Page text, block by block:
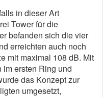
in dieser Art
Tower für die
befanden sich die vier
erreichten auch noch
mit maximal 108 dB. Mit
ersten Ring und
das Konzept zur
umgesetzt,